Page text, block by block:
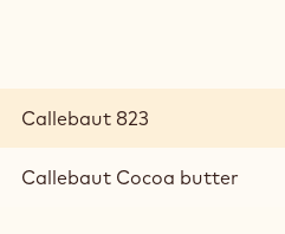
Callebaut 823
Callebaut Cocoa butter